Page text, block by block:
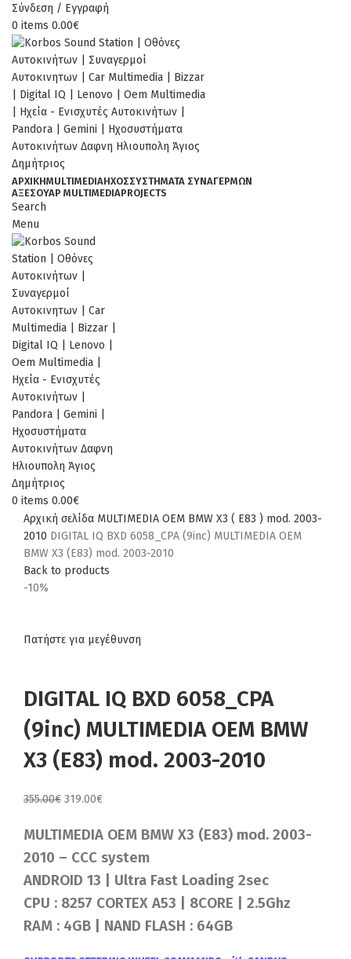
Σύνδεση / Εγγραφή
0 items 0.00€
ΑΡΧΙΚΉMULTIMEDIAΉΧΟΣΣΥΣΤΗΜΑΤΑ ΣΥΝΑΓΕΡΜΩΝ
ΑΞΕΣΟΥΆΡ MULTIMEDIAPROJECTS
Search
Menu
0 items 0.00€
Αρχική σελίδα MULTIMEDIA OEM BMW X3 ( E83 ) mod. 2003-
2010 DIGITAL IQ BXD 6058_CPA (9inc) MULTIMEDIA OEM
BMW X3 (E83) mod. 2003-2010
Back to products
-10%
Πατήστε για μεγέθυνση
DIGITAL IQ BXD 6058_CPA
(9inc) MULTIMEDIA OEM BMW
X3 (E83) mod. 2003-2010
355.00€ Original
was:
355.00€.
319.00€Η
τιμή
είναι:
319.00€.
MULTIMEDIA OEM BMW X3 (E83) mod. 2003-
2010 – CCC system
ANDROID 13 | Ultra Fast Loading 2sec
CPU : 8257 CORTEX A53 | 8CORE | 2.5Ghz
RAM : 4GB | NAND FLASH : 64GB